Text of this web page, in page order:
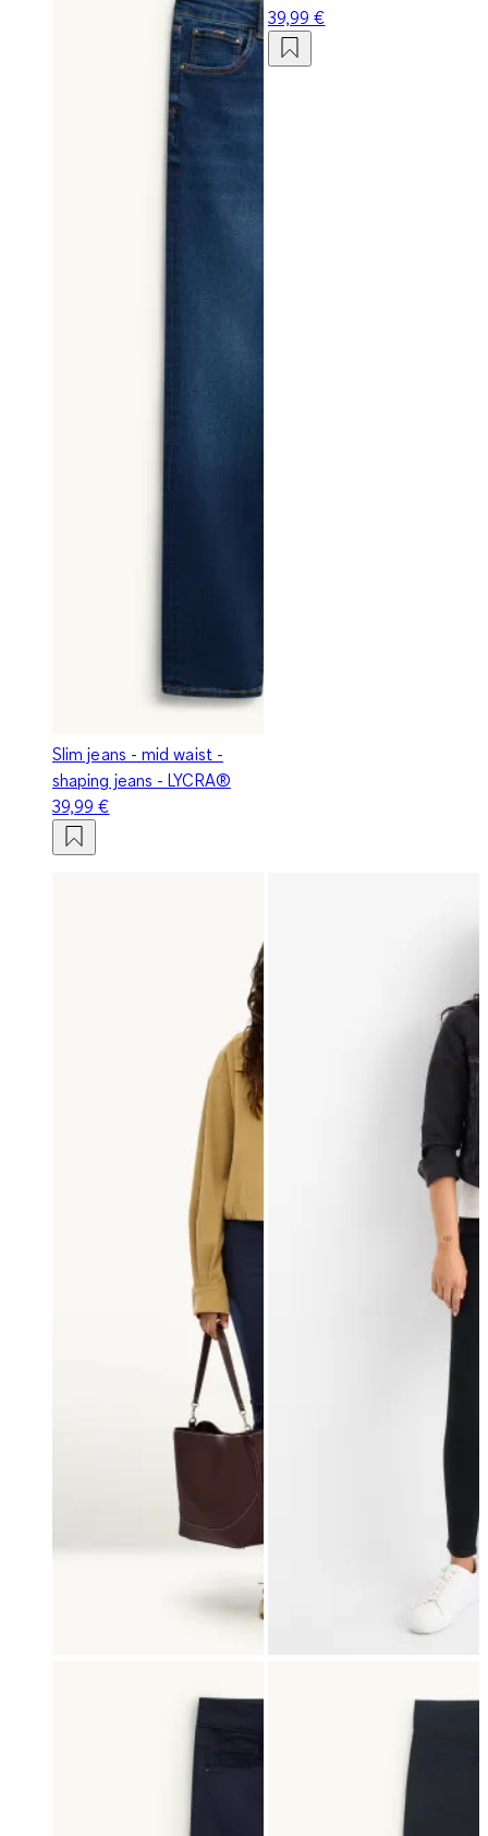
Slim jeans - mid waist -
shaping jeans - LYCRA®
39,99 €
39,99 €